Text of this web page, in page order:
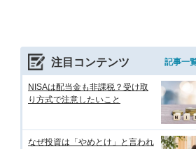
注目コンテンツ 記事一
NISAは配当金も非課税？受け取
り方式で注意したいこと
なぜ投資は「やめとけ」と言われ